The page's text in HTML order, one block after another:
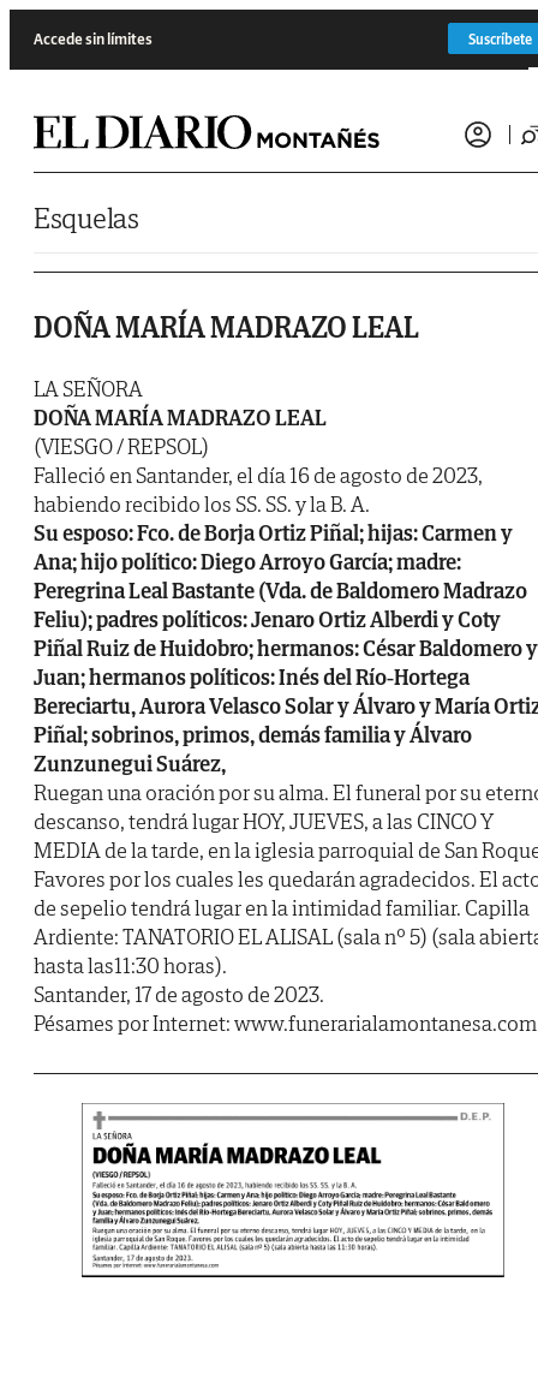
Accede sin límites Suscríbete
Esquelas
DOÑA MARÍA MADRAZO LEAL
LA SEÑORA
DOÑA MARÍA MADRAZO LEAL
(VIESGO / REPSOL)
Falleció en Santander, el día 16 de agosto de 2023,
habiendo recibido los SS. SS. y la B. A.
Su esposo: Fco. de Borja Ortiz Piñal; hijas: Carmen y
Ana; hijo político: Diego Arroyo García; madre:
Peregrina Leal Bastante (Vda. de Baldomero Madrazo
Feliu); padres políticos: Jenaro Ortiz Alberdi y Coty
Piñal Ruiz de Huidobro; hermanos: César Baldomero y
Juan; hermanos políticos: Inés del Río-Hortega
Bereciartu, Aurora Velasco Solar y Álvaro y María
Piñal; sobrinos, primos, demás familia y Álvaro
Zunzunegui Suárez,
Ruegan una oración por su alma. El funeral por su
descanso, tendrá lugar HOY, JUEVES, a las CINCO Y
MEDIA de la tarde, en la iglesia parroquial de San
Favores por los cuales les quedarán agradecidos. El
de sepelio tendrá lugar en la intimidad familiar. Capilla
Ardiente: TANATORIO EL ALISAL (sala nº 5) (sala
hasta las11:30 horas).
Santander, 17 de agosto de 2023.
Pésames por Internet: www.funerarialamontanesa.com